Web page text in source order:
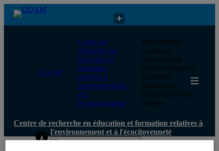
Centre de recherche en éducation et formation relatives à
l'environnement et à l'écocitoyenneté
UQAM
Centre de
recherche en
éducation et
formation
relatives à
l'environnement
et à
l'écocitoyenneté
Mouvements
sociaux et
extractivisme :
Isabel Orellana et
Marie-ève
Marleau au
Forum social des
peuples
Centre de recherche en éducation et formation relatives à
l'environnement et à l'écocitoyenneté